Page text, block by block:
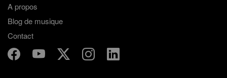
A propos
Blog de musique
Contact